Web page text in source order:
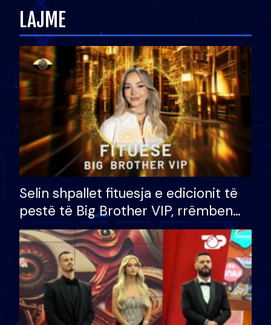
LAJME
Selin shpallet fituesja e edicionit të
pestë të Big Brother VIP, rrëmben
çmimin e madh prej 100 mijë eurosh